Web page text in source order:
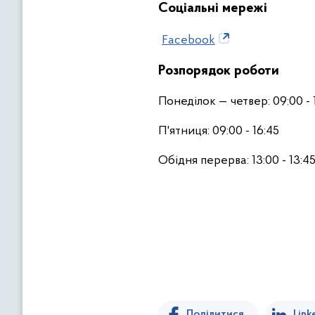
Соціальні мережі
Facebook
Розпорядок роботи
Понеділок — четвер: 09:00 -
П'ятниця: 09:00 - 16:45
Обідня перерва: 13:00 - 13:45